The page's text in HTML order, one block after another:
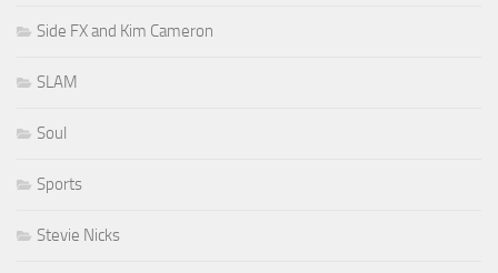
Side FX and Kim Cameron
SLAM
Soul
Sports
Stevie Nicks